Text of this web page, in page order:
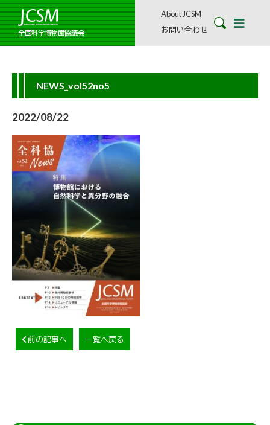
全国科学博物館協議会
About JCSM
お問い合わせ
NEWS_vol52no5
2022/08/22
前の記事へ 一覧へ戻る